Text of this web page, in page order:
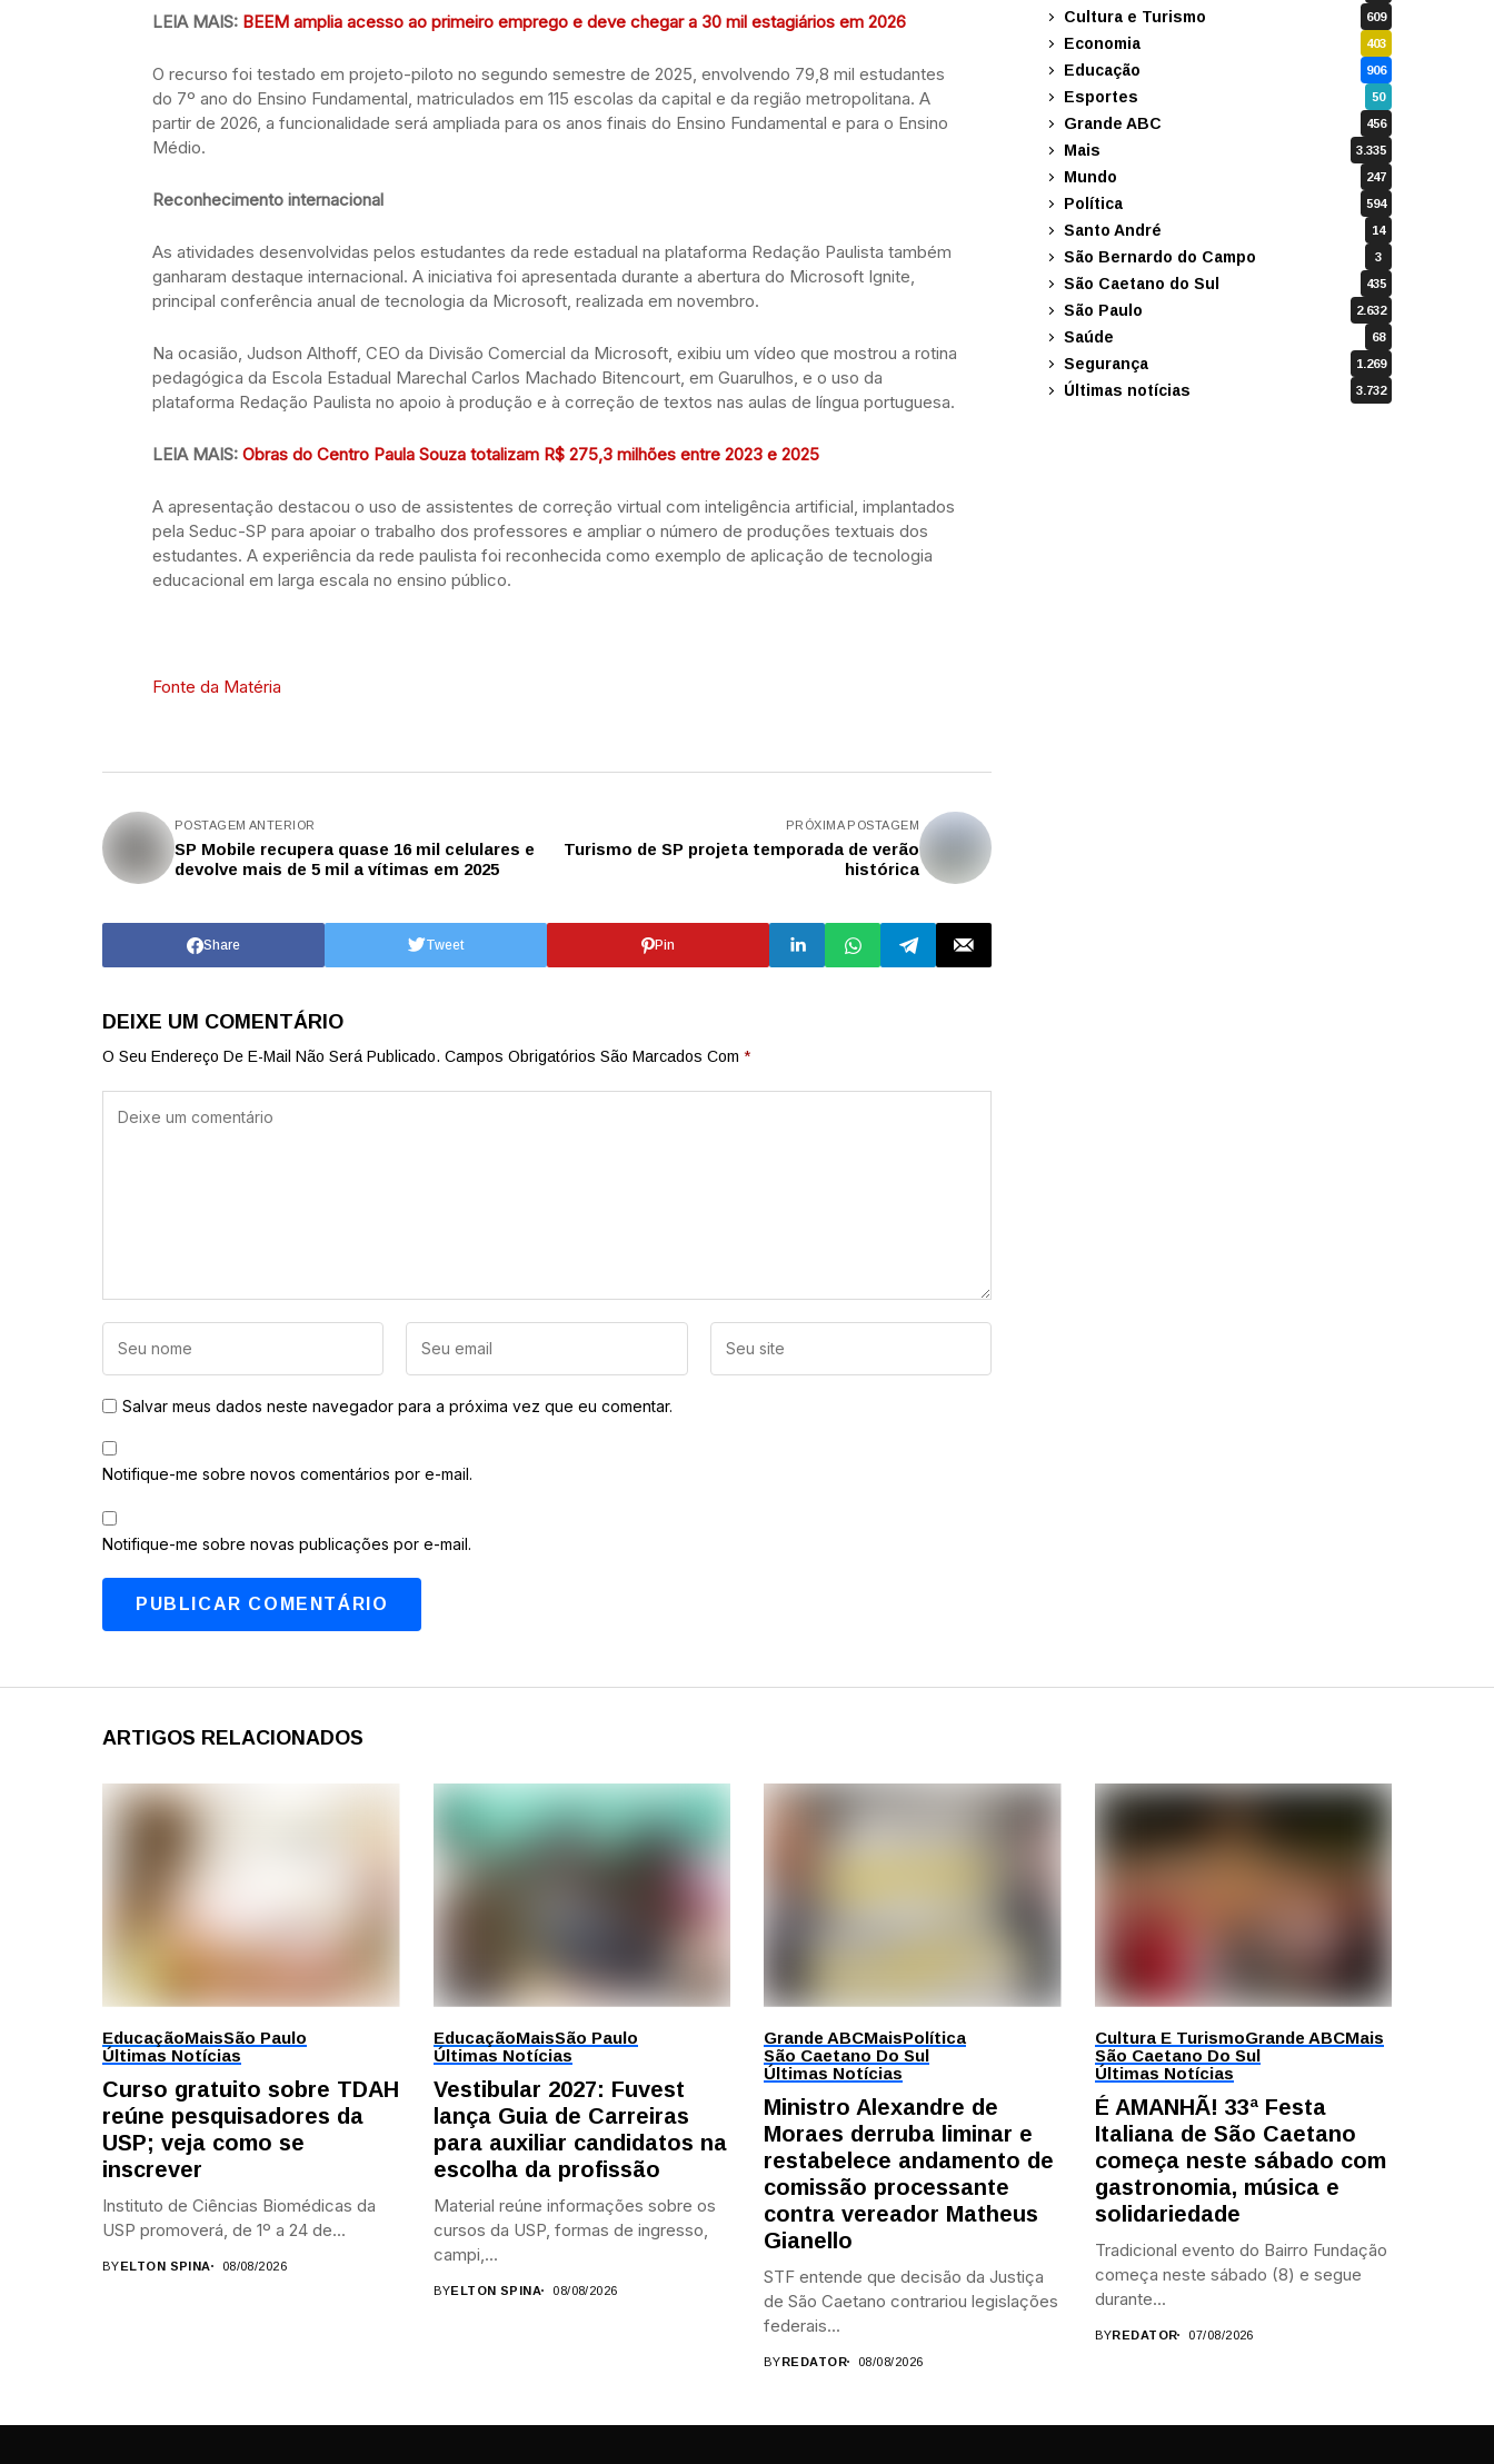
LEIA MAIS: BEEM amplia acesso ao primeiro emprego e deve chegar a 30 mil estagiários em 2026
O recurso foi testado em projeto-piloto no segundo semestre de 2025, envolvendo 79,8 mil estudantes
do 7º ano do Ensino Fundamental, matriculados em 115 escolas da capital e da região metropolitana. A
partir de 2026, a funcionalidade será ampliada para os anos finais do Ensino Fundamental e para o Ensino
Médio.
Reconhecimento internacional
As atividades desenvolvidas pelos estudantes da rede estadual na plataforma Redação Paulista também
ganharam destaque internacional. A iniciativa foi apresentada durante a abertura do Microsoft Ignite,
principal conferência anual de tecnologia da Microsoft, realizada em novembro.
Na ocasião, Judson Althoff, CEO da Divisão Comercial da Microsoft, exibiu um vídeo que mostrou a rotina
pedagógica da Escola Estadual Marechal Carlos Machado Bitencourt, em Guarulhos, e o uso da
plataforma Redação Paulista no apoio à produção e à correção de textos nas aulas de língua portuguesa.
LEIA MAIS: Obras do Centro Paula Souza totalizam R$ 275,3 milhões entre 2023 e 2025
A apresentação destacou o uso de assistentes de correção virtual com inteligência artificial, implantados
pela Seduc-SP para apoiar o trabalho dos professores e ampliar o número de produções textuais dos
estudantes. A experiência da rede paulista foi reconhecida como exemplo de aplicação de tecnologia
educacional em larga escala no ensino público.
Fonte da Matéria
POSTAGEM ANTERIOR
SP Mobile recupera quase 16 mil celulares e
devolve mais de 5 mil a vítimas em 2025
PRÓXIMA POSTAGEM
Turismo de SP projeta temporada de verão
histórica
Share Tweet Pin
DEIXE UM COMENTÁRIO
O Seu Endereço De E-Mail Não Será Publicado. Campos Obrigatórios São Marcados Com *
Salvar meus dados neste navegador para a próxima vez que eu comentar.
Notifique-me sobre novos comentários por e-mail.
Notifique-me sobre novas publicações por e-mail.
Cultura e Turismo 609
Economia 403
Educação 906
Esportes 50
Grande ABC 456
Mais 3.335
Mundo 247
Política 594
Santo André 14
São Bernardo do Campo 3
São Caetano do Sul 435
São Paulo 2.632
Saúde 68
Segurança 1.269
Últimas notícias 3.732
ARTIGOS RELACIONADOS
EducaçãoMaisSão Paulo
Últimas Notícias
Curso gratuito sobre TDAH
reúne pesquisadores da
USP; veja como se
inscrever
Instituto de Ciências Biomédicas da
USP promoverá, de 1º a 24 de...
BYELTON SPINA 08/08/2026
EducaçãoMaisSão Paulo
Últimas Notícias
Vestibular 2027: Fuvest
lança Guia de Carreiras
para auxiliar candidatos na
escolha da profissão
Material reúne informações sobre os
cursos da USP, formas de ingresso,
campi,...
BYELTON SPINA 08/08/2026
Grande ABCMaisPolítica
São Caetano Do Sul
Últimas Notícias
Ministro Alexandre de
Moraes derruba liminar e
restabelece andamento de
comissão processante
contra vereador Matheus
Gianello
STF entende que decisão da Justiça
de São Caetano contrariou legislações
federais...
BYREDATOR 08/08/2026
Cultura E TurismoGrande ABCMais
São Caetano Do Sul
Últimas Notícias
É AMANHÃ! 33ª Festa
Italiana de São Caetano
começa neste sábado com
gastronomia, música e
solidariedade
Tradicional evento do Bairro Fundação
começa neste sábado (8) e segue
durante...
BYREDATOR 07/08/2026